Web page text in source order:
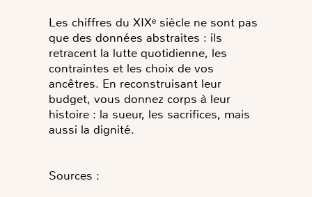
Les chiffres du XIXᵉ siècle ne sont pas
que des données abstraites : ils
retracent la lutte quotidienne, les
contraintes et les choix de vos
ancêtres. En reconstruisant leur
budget, vous donnez corps à leur
histoire : la sueur, les sacrifices, mais
aussi la dignité.
Sources :